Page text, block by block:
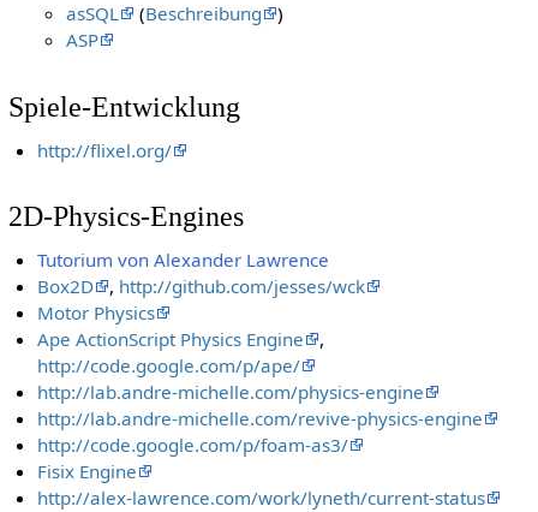
asSQL
(Beschreibung
)
ASP
Spiele-Entwicklung
http://flixel.org/
2D-Physics-Engines
Tutorium von Alexander Lawrence
Box2D
, http://github.com/jesses/wck
Motor Physics
Ape ActionScript Physics Engine
,
http://code.google.com/p/ape/
http://lab.andre-michelle.com/physics-engine
http://lab.andre-michelle.com/revive-physics-engine
http://code.google.com/p/foam-as3/
Fisix Engine
http://alex-lawrence.com/work/lyneth/current-status